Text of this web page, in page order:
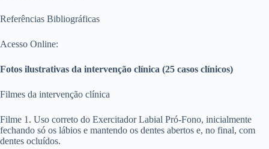
Referências Bibliográficas
Acesso Online:
Fotos ilustrativas da intervenção clínica (25 casos clínicos)
Filmes da intervenção clínica
Filme 1. Uso correto do Exercitador Labial Pró-Fono, inicialmente
fechando só os lábios e mantendo os dentes abertos e, no final, com
dentes ocluídos.